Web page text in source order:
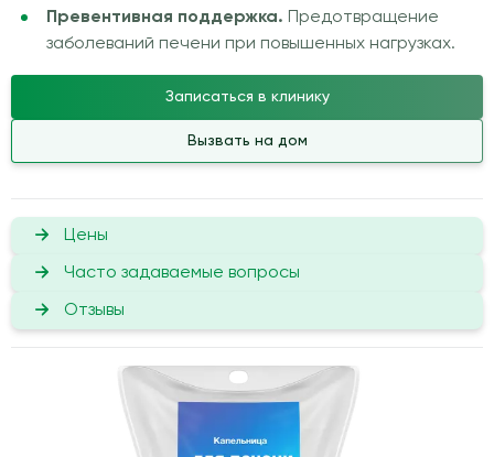
Превентивная поддержка. Предотвращение
заболеваний печени при повышенных нагрузках.
Записаться в клинику
Вызвать на дом
Цены
Часто задаваемые вопросы
Отзывы